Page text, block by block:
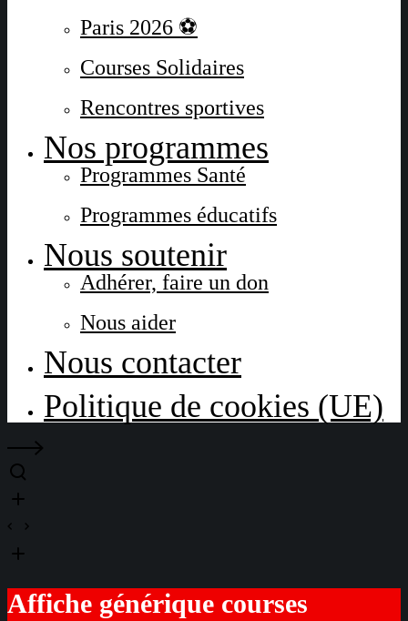
Paris 2026 ⚽
Courses Solidaires
Rencontres sportives
Nos programmes
Programmes Santé
Programmes éducatifs
Nous soutenir
Adhérer, faire un don
Nous aider
Nous contacter
Politique de cookies (UE)
Affiche générique courses